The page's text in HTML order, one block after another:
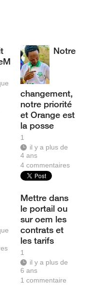
Notre
changement,
notre priorité
et Orange est
la posse
1
il y a plus de
4 ans
4commentaires
Mettre dans
le portail ou
sur oem les
contrats et
les tarifs
1
il y a plus de
6 ans
1commentaire